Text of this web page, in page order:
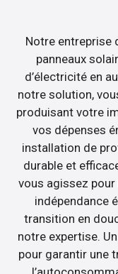
Notre entreprise
panneaux
d’électricité en
notre solution,
produisant votre
vos dépenses
installation de
durable et
vous agissez pour
indépendance
transition en
notre expertise.
pour garantir une